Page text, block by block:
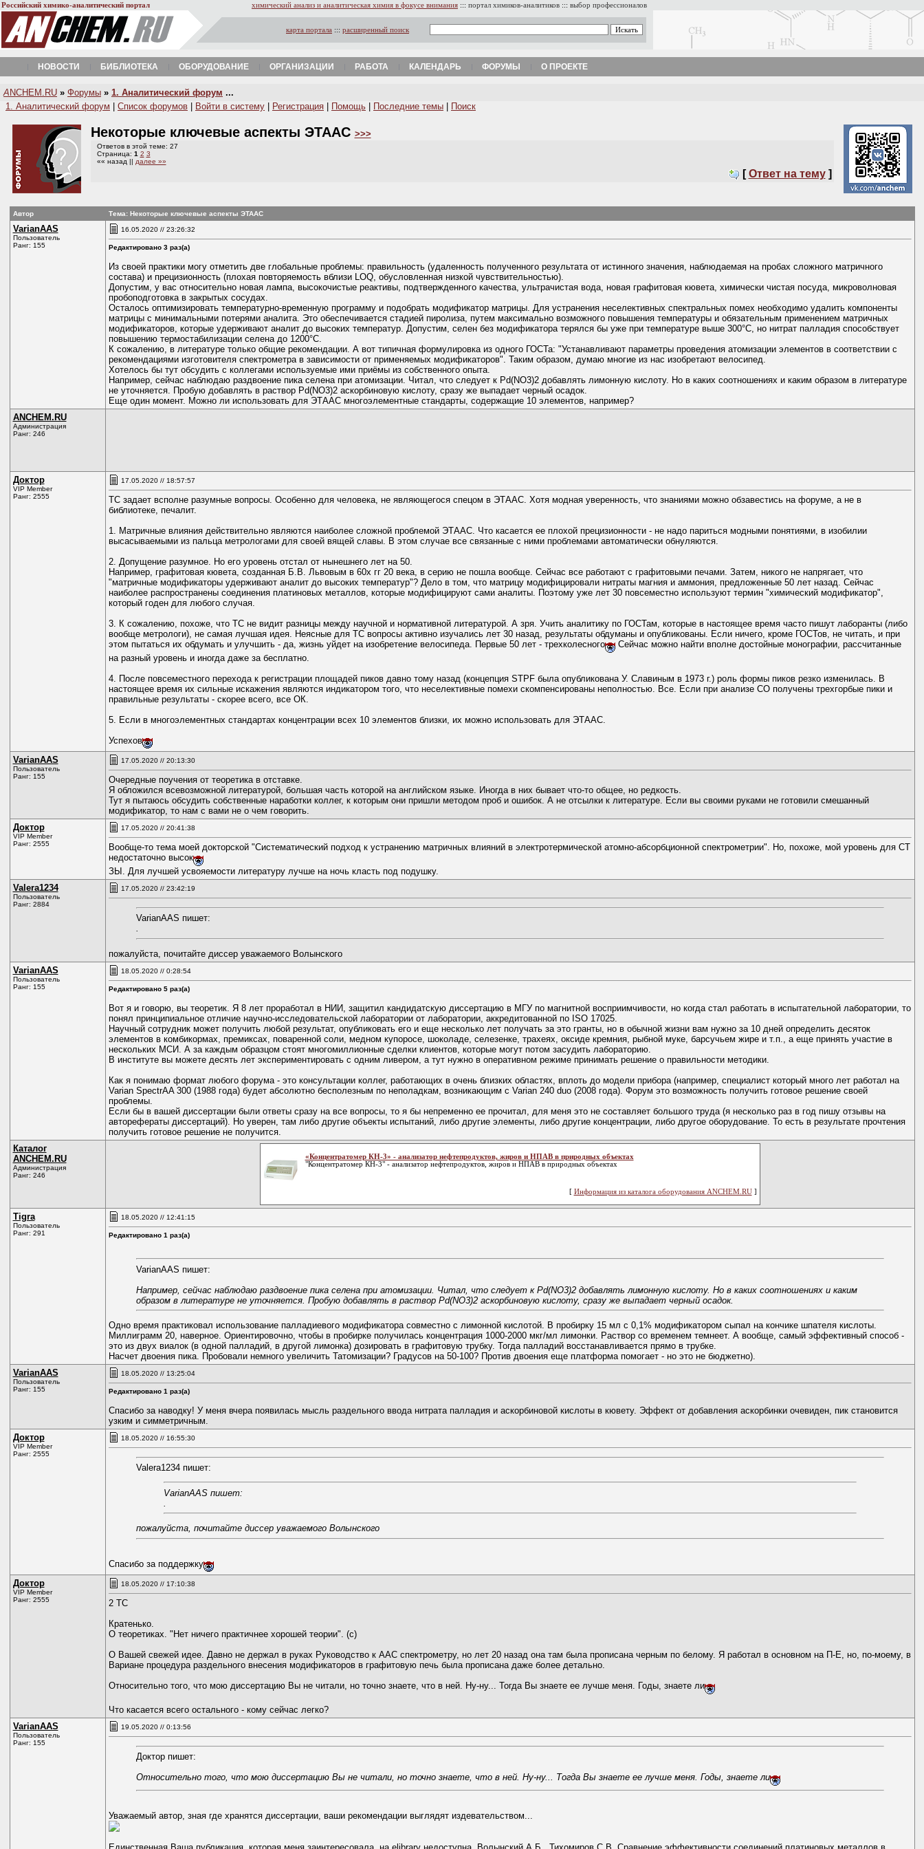
Российский химико-аналитический портал химический анализ и аналитическая химия в фокусе внимания ::: портал химиков-аналитиков ::: выбор профессионалов
карта портала ::: расширенный поиск
НОВОСТИ БИБЛИОТЕКА ОБОРУДОВАНИЕ ОРГАНИЗАЦИИ РАБОТА КАЛЕНДАРЬ ФОРУМЫ О ПРОЕКТЕ
A NCHEM.RU » Форумы » 1. Аналитический форум ...
1. Аналитический форум
Список форумов Войти в систему Регистрация Помощь Последние темы Поиск
Некоторые ключевые аспекты ЭТААС >>>
Ответов в этой теме: 27
Страница: 1 2 3
«« назад || далее »»
[ Ответ на тему ]
Автор Тема: Некоторые ключевые аспекты ЭТААС
VarianAAS
Пользователь
Ранг: 155
16.05.2020 // 23:26:32
Редактировано 3 раз(а)
Из своей практики могу отметить две глобальные проблемы: правильность (удаленность полученного результата от истинного значения, наблюдаемая на пробах сложного матричного
состава) и прецизионность (плохая повторяемость вблизи LOQ, обусловленная низкой чувствительностью).
Допустим, у вас относительно новая лампа, высокочистые реактивы, подтвержденного качества, ультрачистая вода, новая графитовая кювета, химически чистая посуда, микроволновая
пробоподготовка в закрытых сосудах.
Осталось оптимизировать температурно-временную программу и подобрать модификатор матрицы. Для устранения неселективных спектральных помех необходимо удалить компоненты
матрицы с минимальными потерями аналита. Это обеспечивается стадией пиролиза, путем максимально возможного повышения температуры и обязательным применением матричных
модификаторов, которые удерживают аналит до высоких температур. Допустим, селен без модификатора терялся бы уже при температуре выше 300°С, но нитрат палладия способствует
повышению термостабилизации селена до 1200°С.
К сожалению, в литературе только общие рекомендации. А вот типичная формулировка из одного ГОСТа: "Устанавливают параметры проведения атомизации элементов в соответствии с
рекомендациями изготовителя спектрометра в зависимости от применяемых модификаторов". Таким образом, думаю многие из нас изобретают велосипед.
Хотелось бы тут обсудить с коллегами используемые ими приёмы из собственного опыта.
Например, сейчас наблюдаю раздвоение пика селена при атомизации. Читал, что следует к Pd(NO3)2 добавлять лимонную кислоту. Но в каких соотношениях и каким образом в литературе
не уточняется. Пробую добавлять в раствор Pd(NO3)2 аскорбиновую кислоту, сразу же выпадает черный осадок.
Еще один момент. Можно ли использовать для ЭТААС многоэлементные стандарты, содержащие 10 элементов, например?
ANCHEM.RU
Администрация
Ранг: 246
Доктор
VIP Member
Ранг: 2555
17.05.2020 // 18:57:57
ТС задает всполне разумные вопросы. Особенно для человека, не являющегося спецом в ЭТААС. Хотя модная уверенность, что знаниями можно обзавестись на форуме, а не в
библиотеке, печалит.
1. Матричные влияния действительно являются наиболее сложной проблемой ЭТААС. Что касается ее плохой прецизионности - не надо париться модными понятиями, в изобилии
высасываемыми из пальца метрологами для своей вящей славы. В этом случае все связанные с ними проблемами автоматически обнуляются.
2. Допущение разумное. Но его уровень отстал от нынешнего лет на 50.
Например, графитовая кювета, созданная Б.В. Львовым в 60х гг 20 века, в серию не пошла вообще. Сейчас все работают с графитовыми печами. Затем, никого не напрягает, что
"матричные модификаторы удерживают аналит до высоких температур"? Дело в том, что матрицу модифицировали нитраты магния и аммония, предложенные 50 лет назад. Сейчас
наиболее распространены соединения платиновых металлов, которые модифицируют сами аналиты. Поэтому уже лет 30 повсеместно используют термин "химический модификатор",
который годен для любого случая.
3. К сожалению, похоже, что ТС не видит разницы между научной и нормативной литературой. А зря. Учить аналитику по ГОСТам, которые в настоящее время часто пишут лаборанты (либо
вообще метрологи), не самая лучшая идея. Неясные для ТС вопросы активно изучались лет 30 назад, результаты обдуманы и опубликованы. Если ничего, кроме ГОСТов, не читать, и при
этом пытаться их обдумать и улучшить - да, жизнь уйдет на изобретение велосипеда. Первые 50 лет - трехколесного
Сейчас можно найти вполне достойные монографии, рассчитанные
на разный уровень и иногда даже за бесплатно.
4. После повсеместного перехода к регистрации площадей пиков давно тому назад (концепция STPF была опубликована У. Славиным в 1973 г.) роль формы пиков резко изменилась. В
настоящее время их сильные искажения являются индикатором того, что неселективные помехи скомпенсированы неполностью. Все. Если при анализе СО получены трехгорбые пики и
правильные результаты - скорее всего, все ОК.
5. Если в многоэлементных стандартах концентрации всех 10 элементов близки, их можно использовать для ЭТААС.
Успехов
VarianAAS
Пользователь
Ранг: 155
17.05.2020 // 20:13:30
Очередные поучения от теоретика в отставке.
Я обложился всевозможной литературой, большая часть которой на английском языке. Иногда в них бывает что-то общее, но редкость.
Тут я пытаюсь обсудить собственные наработки коллег, к которым они пришли методом проб и ошибок. А не отсылки к литературе. Если вы своими руками не готовили смешанный
модификатор, то нам с вами не о чем говорить.
Доктор
VIP Member
Ранг: 2555
17.05.2020 // 20:41:38
Вообще-то тема моей докторской "Систематический подход к устранению матричных влияний в электротермической атомно-абсорбционной спектрометрии". Но, похоже, мой уровень для СТ
недостаточно высок
ЗЫ. Для лучшей усвояемости литературу лучше на ночь класть под подушку.
Valerа1234
Пользователь
Ранг: 2884
17.05.2020 // 23:42:19
VarianAAS пишет:
.
пожалуйста, почитайте диссер уважаемого Волынского
VarianAAS
Пользователь
Ранг: 155
18.05.2020 // 0:28:54
Редактировано 5 раз(а)
Вот я и говорю, вы теоретик. Я 8 лет проработал в НИИ, защитил кандидатскую диссертацию в МГУ по магнитной восприимчивости, но когда стал работать в испытательной лаборатории, то
понял принципиальное отличие научно-исследовательской лаборатории от лаборатории, аккредитованной по ISO 17025.
Научный сотрудник может получить любой результат, опубликовать его и еще несколько лет получать за это гранты, но в обычной жизни вам нужно за 10 дней определить десяток
элементов в комбикормах, премиксах, поваренной соли, медном купоросе, шоколаде, селезенке, трахеях, оксиде кремния, рыбной муке, барсучьем жире и т.п., а еще принять участие в
нескольких МСИ. А за каждым образцом стоят многомиллионные сделки клиентов, которые могут потом засудить лабораторию.
В институте вы можете десять лет экспериментировать с одним ливером, а тут нужно в оперативном режиме принимать решение о правильности методики.
Как я понимаю формат любого форума - это консультации коллег, работающих в очень близких областях, вплоть до модели прибора (например, специалист который много лет работал на
Varian SpectrAA 300 (1988 года) будет абсолютно бесполезным по неполадкам, возникающим с Varian 240 duo (2008 года). Форум это возможность получить готовое решение своей
проблемы.
Если бы в вашей диссертации были ответы сразу на все вопросы, то я бы непременно ее прочитал, для меня это не составляет большого труда (я несколько раз в год пишу отзывы на
авторефераты диссертаций). Но уверен, там либо другие объекты испытаний, либо другие элементы, либо другие концентрации, либо другое оборудование. То есть в результате прочтения
получить готовое решение не получится.
Каталог
ANCHEM.RU
Администрация
Ранг: 246
«Концентратомер КН-3» - анализатор нефтепродуктов, жиров и НПАВ в природных объектах
"Концентратомер КН-3" - анализатор нефтепродуктов, жиров и НПАВ в природных объектах
[ Информация из каталога оборудования ANCHEM.RU]
Tigra
Пользователь
Ранг: 291
18.05.2020 // 12:41:15
Редактировано 1 раз(а)
VarianAAS пишет:
Например, сейчас наблюдаю раздвоение пика селена при атомизации. Читал, что следует к Pd(NO3)2 добавлять лимонную кислоту. Но в каких соотношениях и каким
образом в литературе не уточняется. Пробую добавлять в раствор Pd(NO3)2 аскорбиновую кислоту, сразу же выпадает черный осадок.
Одно время практиковал использование палладиевого модификатора совместно с лимонной кислотой. В пробирку 15 мл с 0,1% модификатором сыпал на кончике шпателя кислоты.
Миллиграмм 20, наверное. Ориентировочно, чтобы в пробирке получилась концентрация 1000-2000 мкг/мл лимонки. Раствор со временем темнеет. А вообще, самый эффективный способ -
это из двух виалок (в одной палладий, в другой лимонка) дозировать в графитовую трубку. Тогда палладий восстанавливается прямо в трубке.
Насчет двоения пика. Пробовали немного увеличить Татомизации? Градусов на 50-100? Против двоения еще платформа помогает - но это не бюджетно).
VarianAAS
Пользователь
Ранг: 155
18.05.2020 // 13:25:04
Редактировано 1 раз(а)
Спасибо за наводку! У меня вчера появилась мысль раздельного ввода нитрата палладия и аскорбиновой кислоты в кювету. Эффект от добавления аскорбинки очевиден, пик становится
узким и симметричным.
Доктор
VIP Member
Ранг: 2555
18.05.2020 // 16:55:30
Valerа1234 пишет:
VarianAAS пишет:
пожалуйста, почитайте диссер уважаемого Волынского
Спасибо за поддержку
Доктор
VIP Member
Ранг: 2555
18.05.2020 // 17:10:38
2 ТС
Кратенько.
О теоретиках. "Нет ничего практичнее хорошей теории". (с)
О Вашей свежей идее. Давно не держал в руках Руководство к ААС спектрометру, но лет 20 назад она там была прописана черным по белому. Я работал в основном на П-Е, но, по-моему, в
Вариане процедура раздельного внесения модификаторов в графитовую печь была прописана даже более детально.
Относительно того, что мою диссертацию Вы не читали, но точно знаете, что в ней. Ну-ну... Тогда Вы знаете ее лучше меня. Годы, знаете ли
Что касается всего остального - кому сейчас легко?
VarianAAS
Пользователь
Ранг: 155
19.05.2020 // 0:13:56
Доктор пишет:
Относительно того, что мою диссертацию Вы не читали, но точно знаете, что в ней. Ну-ну... Тогда Вы знаете ее лучше меня. Годы, знаете ли
Уважаемый автор, зная где хранятся диссертации, ваши рекомендации выглядят издевательством...